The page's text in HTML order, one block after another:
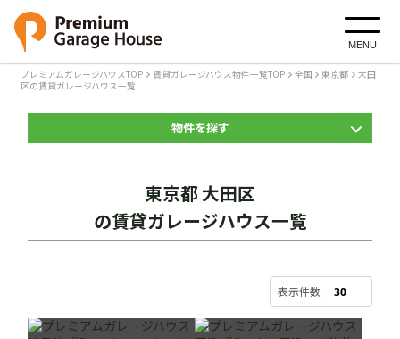
MENU
プレミアムガレージハウスTOP 賃貸ガレージハウス物件一覧TOP 全国 東京都
大田
区の賃貸ガレージハウス一覧
物件を探す
東京都 大田区
の賃貸ガレージハウス一覧
表示件数